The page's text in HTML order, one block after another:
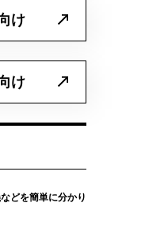
け
け
どを簡単に分かり